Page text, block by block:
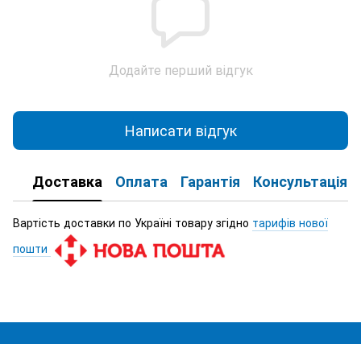
Додайте перший відгук
Написати відгук
Доставка Оплата Гарантія Консультація
Вартість доставки по Україні товару згідно тарифів нової
пошти